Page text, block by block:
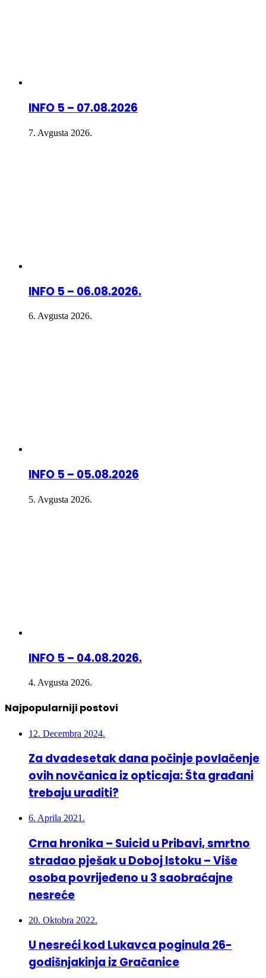
INFO 5 – 07.08.2026
7. Avgusta 2026.
INFO 5 – 06.08.2026.
6. Avgusta 2026.
INFO 5 – 05.08.2026
5. Avgusta 2026.
INFO 5 – 04.08.2026.
4. Avgusta 2026.
Najpopularniji postovi
12. Decembra 2024.
Za dvadesetak dana počinje povlačenje
ovih novčanica iz opticaja: Šta građani
trebaju uraditi?
6. Aprila 2021.
Crna hronika – Suicid u Pribavi, smrtno
stradao pješak u Doboj Istoku – Više
osoba povrijeđeno u 3 saobraćajne
nesreće
20. Oktobra 2022.
U nesreći kod Lukavca poginula 26-
godišnjakinja iz Gračanice